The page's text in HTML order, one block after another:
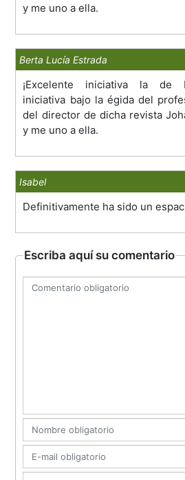
y me uno a ella.
Berta Lucía Estrada
¡Excelente iniciativa la de
iniciativa bajo la égida del
del director de dicha revista
y me uno a ella.
Isabel
Definitivamente ha sido un
Escriba aquí su comentario